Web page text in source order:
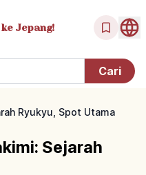
ke Jepang!
Ryukyu, Spot Utama
Sejarah